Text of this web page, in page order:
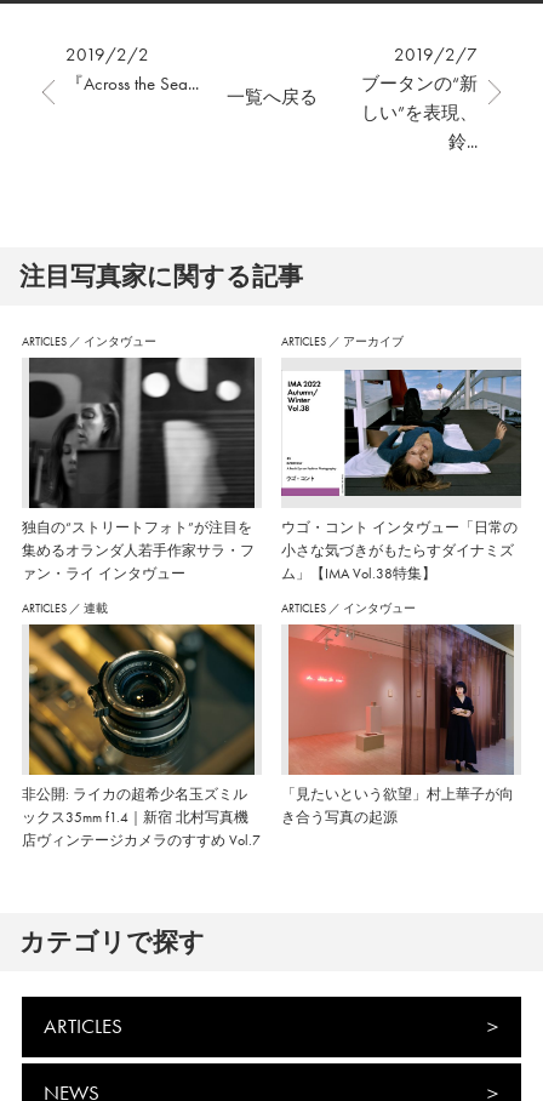
2019/2/2
『Across the Sea...
2019/2/7
ブータンの“新
しい”を表現、
鈴...
一覧へ戻る
注⽬写真家に関する記事
ARTICLES ／ インタヴュー
独自の“ストリートフォト”が注目を
集めるオランダ人若手作家サラ・フ
ァン・ライ インタヴュー
ARTICLES ／ アーカイブ
ウゴ・コント インタヴュー「日常の
小さな気づきがもたらすダイナミズ
ム」【IMA Vol.38特集】
ARTICLES ／ 連載
非公開: ライカの超希少名玉ズミル
ックス35mm f1.4｜新宿 北村写真機
店ヴィンテージカメラのすすめ Vol.7
ARTICLES ／ インタヴュー
「見たいという欲望」村上華子が向
き合う写真の起源
カテゴリで探す
ARTICLES
NEWS